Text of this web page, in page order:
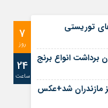
7
روز
24
ساعت
توریستی
برداشت انواع برنج
مازندران شد+عکس